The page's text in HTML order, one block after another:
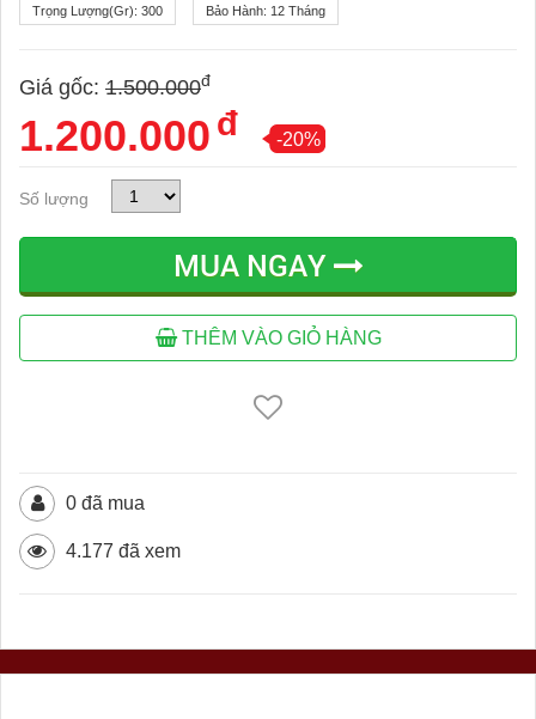
Trọng Lượng(gr): 300 Bảo Hành: 12 Tháng
Giá gốc: 1.500.000đ
1.200.000 đ -20%
Số lượng
MUA NGAY
THÊM VÀO GIỎ HÀNG
0 đã mua
4.177 đã xem